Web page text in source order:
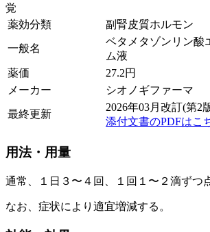
覚
薬効分類
副腎皮質ホルモン
一般名
ベタメタゾンリン酸
ム液
薬価
27.2円
メーカー
シオノギファーマ
最終更新
2026年03月改訂(第2
添付文書のPDFはこ
用法・用量
通常、１日３〜４回、１回１〜２滴ずつ
なお、症状により適宜増減する。